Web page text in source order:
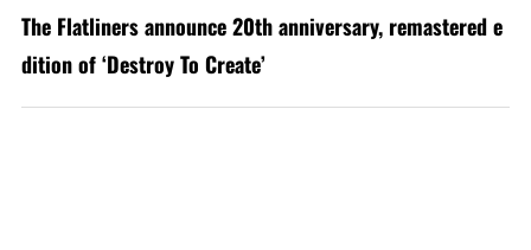
The Flatliners announce 20th anniversary, remastered e
dition of ‘Destroy To Create’